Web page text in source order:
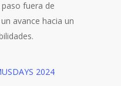
fuera de
avance hacia un
2024